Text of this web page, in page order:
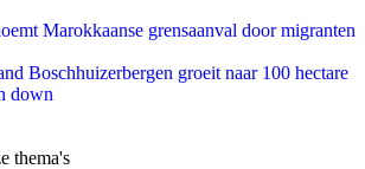
Marokkaanse grensaanval door migranten
Boschhuizerbergen groeit naar 100 hectare
down
thema's